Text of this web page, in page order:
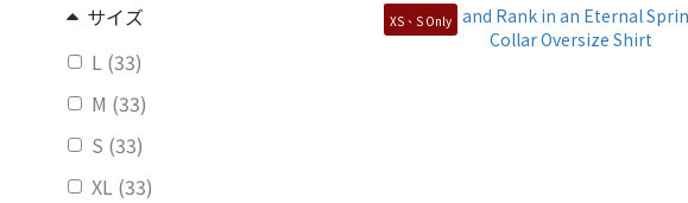
サイズ
L (33)
M (33)
S (33)
XL (33)
XS、S Only